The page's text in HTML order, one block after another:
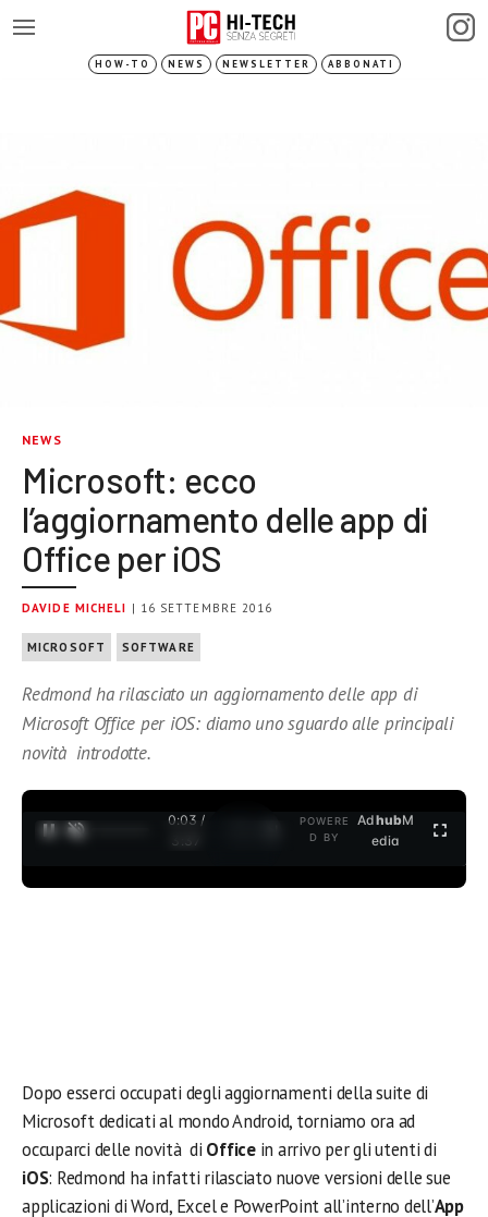
HOW-TO NEWS NEWSLETTER ABBONATI
NEWS
Microsoft: ecco
l’aggiornamento delle app di
Office per iOS
DAVIDE MICHELI | 16 SETTEMBRE 2016
MICROSOFT SOFTWARE
Redmond ha rilasciato un aggiornamento delle app di
Microsoft Office per iOS: diamo uno sguardo alle principali
novità introdotte.
0:04 /
3:37
POWERE
D BY
AdhubM
edia
Dopo esserci occupati degli aggiornamenti della suite di
Microsoft dedicati al mondo Android, torniamo ora ad
occuparci delle novità di Officein arrivo per gli utenti di
iOS: Redmond ha infatti rilasciato nuove versioni delle sue
applicazioni di Word, Excel e PowerPoint all’interno dell’App